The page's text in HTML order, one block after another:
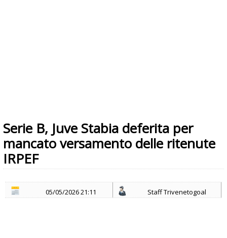
Serie B, Juve Stabia deferita per
mancato versamento delle ritenute
IRPEF
05/05/2026 21:11 Staff Trivenetogoal